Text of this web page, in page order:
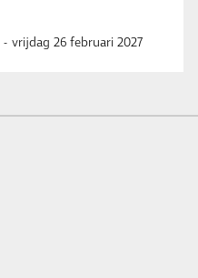
- vrijdag 26 februari 2027